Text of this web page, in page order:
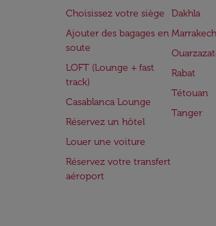
Choisissez votre siège
Ajouter des bagages en
soute
LOFT (Lounge + fast
track)
Casablanca Lounge
Réservez un hôtel
Louer une voiture
Réservez votre transfert
aéroport
Dakhla
Marrakech
Rabat
Tétouan
Tanger